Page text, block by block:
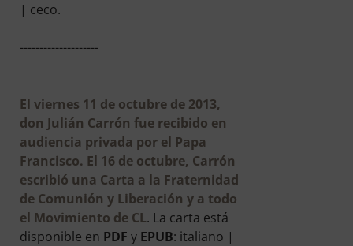
| ceco.
--------------------
El viernes 11 de octubre de 2013,
don Julián Carrón fue recibido en
audiencia privada por el Papa
Francisco. El 16 de octubre, Carrón
escribió una Carta a la Fraternidad
de Comunión y Liberación y a todo
el Movimiento de CL. La carta está
disponible en PDF y EPUB: italiano |